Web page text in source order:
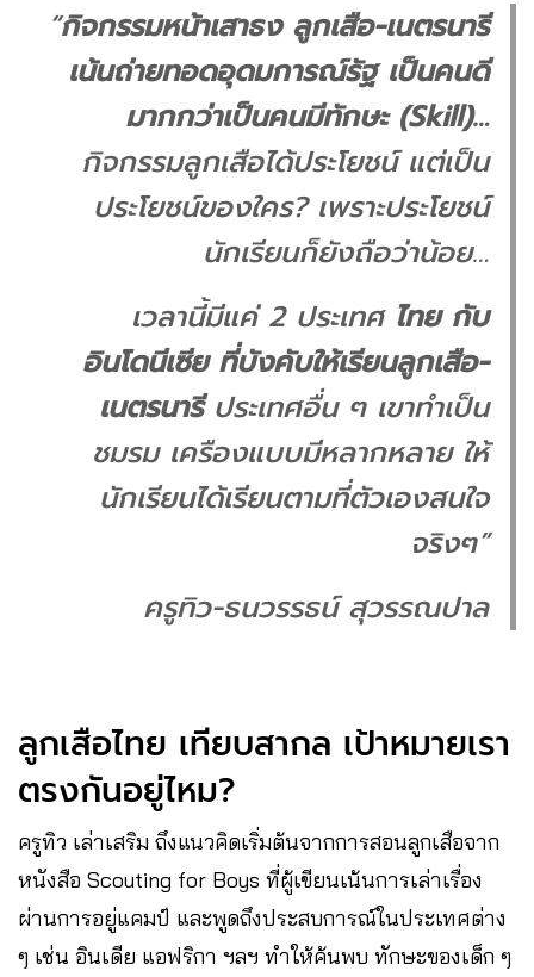
“กิจกรรมหน้าเสาธง ลูกเสือ-เนตรนารี
เน้นถ่ายทอดอุดมการณ์รัฐ เป็นคนดี
มากกว่าเป็นคนมีทักษะ (Skill)…
กิจกรรมลูกเสือได้ประโยชน์ แต่เป็น
ประโยชน์ของใคร? เพราะประโยชน์
นักเรียนก็ยังถือว่าน้อย…
เวลานี้มีแค่ 2 ประเทศ ไทย กับ
อินโดนีเซีย ที่บังคับให้เรียนลูกเสือ-
เนตรนารีประเทศอื่น ๆ เขาทำเป็น
ชมรม เครืองแบบมีหลากหลาย ให้
นักเรียนได้เรียนตามที่ตัวเองสนใจ
จริงๆ”
ครูทิว-ธนวรรธน์ สุวรรณปาล
ลูกเสือไทย เทียบสากล เป้าหมายเรา
ตรงกันอยู่ไหม?
ครูทิว เล่าเสริม ถึงแนวคิดเริ่มต้นจากการสอนลูกเสือจาก
หนังสือ Scouting for Boys ที่ผู้เขียนเน้นการเล่าเรื่อง
ผ่านการอยู่แคมป์ และพูดถึงประสบการณ์ในประเทศต่าง
ๆ เช่น อินเดีย แอฟริกา ฯลฯ ทำให้ค้นพบ ทักษะของเด็ก ๆ